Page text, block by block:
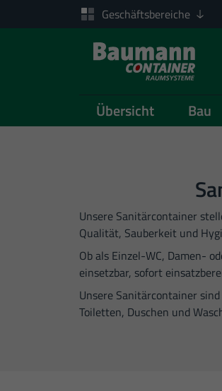
Zum Inhalt springen
Geschäftsbereiche
Übersicht Bau
Unsere Sanitärcontainer
Qualität, Sauberkeit und
Ob als Einzel-WC, Damen-
einsetzbar, sofort
Unsere Sanitärcontainer
Toiletten, Duschen und